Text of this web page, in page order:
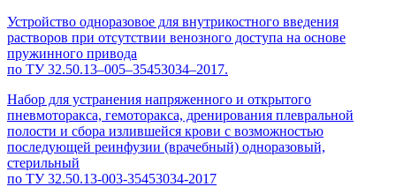
Устройство одноразовое для внутрикостного введения
растворов при отсутствии венозного доступа на основе
пружинного привода
по ТУ 32.50.13–005–35453034–2017.
Набор для устранения напряженного и открытого
пневмоторакса, гемоторакса, дренирования плевральной
полости и сбора излившейся крови с возможностью
последующей реинфузии (врачебный) одноразовый,
стерильный
по ТУ 32.50.13-003-35453034-2017